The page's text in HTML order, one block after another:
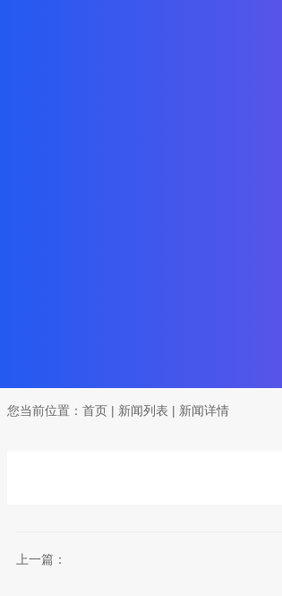
您当前位置： 首页 | 新闻列表 | 新闻详情
上一篇：